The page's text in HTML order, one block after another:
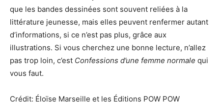
que les bandes dessinées sont souvent reliées à la
littérature jeunesse, mais elles peuvent renfermer autant
d’informations, si ce n’est pas plus, grâce aux
illustrations. Si vous cherchez une bonne lecture, n’allez
pas trop loin, c’est Confessions d’une femme normale qui
vous faut.
Crédit: Éloïse Marseille et les Éditions POW POW